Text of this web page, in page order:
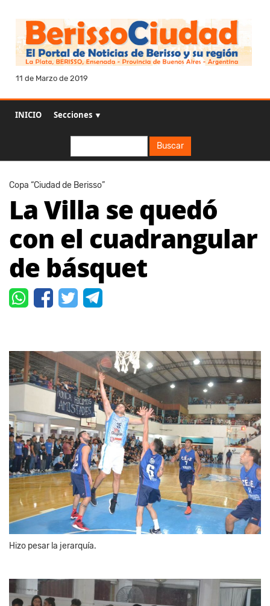
11 de Marzo de 2019
INICIO Secciones ▼
Buscar
Copa “Ciudad de Berisso”
La Villa se quedó
con el cuadrangular
de básquet
Hizo pesar la jerarquía.